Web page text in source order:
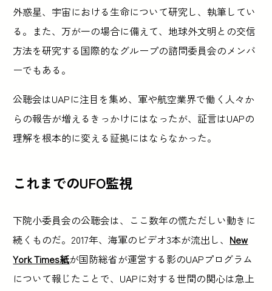
外惑星、宇宙における生命について研究し、執筆してい
る。また、万が一の場合に備えて、地球外文明との交信
方法を研究する国際的なグループの諮問委員会のメンバ
ーでもある。
公聴会はUAPに注目を集め、軍や航空業界で働く人々か
らの報告が増えるきっかけにはなったが、証言はUAPの
理解を根本的に変える証拠にはならなかった。
これまでのUFO監視
下院小委員会の公聴会は、ここ数年の慌ただしい動きに
続くものだ。2017年、海軍のビデオ3本が流出し、 New
York Times紙が国防総省が運営する影のUAPプログラム
について報じたことで、UAPに対する世間の関心は急上